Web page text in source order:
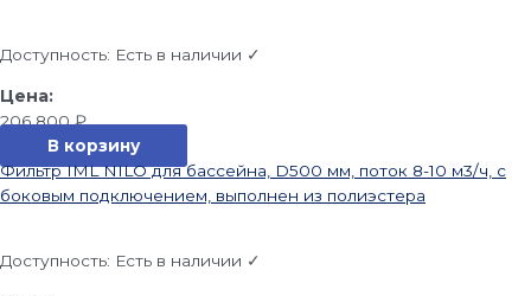
Доступность: Есть в наличии ✓
206 800₽
В корзину
Фильтр IML NILO для бассейна, D500 мм, поток 8-10 м3/ч, с
боковым подключением, выполнен из полиэстера
Доступность: Есть в наличии ✓